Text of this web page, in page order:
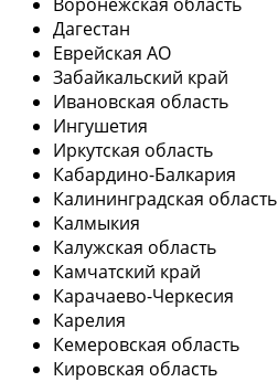
Дагестан
Еврейская АО
Забайкальский край
Ивановская область
Ингушетия
Иркутская область
Кабардино-Балкария
Калининградская область
Калмыкия
Калужская область
Камчатский край
Карачаево-Черкесия
Карелия
Кемеровская область
Кировская область